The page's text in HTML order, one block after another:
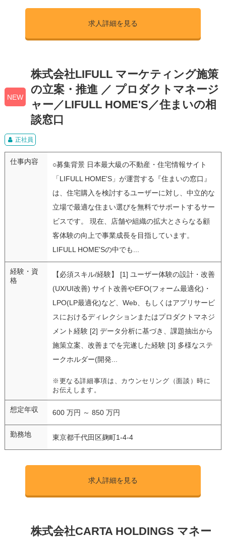
求人詳細を見る
NEW
株式会社LIFULL マーケティング施策
の立案・推進 ／ プロダクトマネージ
ャー／LIFULL HOME'S／住まいの相
談窓口
正社員
仕事内容
○募集背景 日本最大級の不動産・住宅情報サイト
「LIFULL HOME'S」が運営する『住まいの窓口』
は、住宅購入を検討するユーザーに対し、中立的な
立場で最適な住まい選びを無料でサポートするサー
ビスです。 現在、店舗や組織の拡大とさらなる顧
客体験の向上で事業成長を目指しています。
LIFULL HOME'Sの中でも...
経験・資
格
【必須スキル/経験】 [1] ユーザー体験の設計・改善
(UX/UI改善) サイト改善やEFO(フォーム最適化)・
LPO(LP最適化)など、Web、もしくはアプリサービ
スにおけるディレクションまたはプロダクトマネジ
メント経験 [2] データ分析に基づき、課題抽出から
施策立案、改善までを完遂した経験 [3] 多様なステ
ークホルダー(開発...
※更なる詳細事項は、カウンセリング（面談）時に
お伝えします。
想定年収 600 万円 ～ 850 万円
勤務地 東京都千代田区麹町1-4-4
求人詳細を見る
株式会社CARTA HOLDINGS マネー